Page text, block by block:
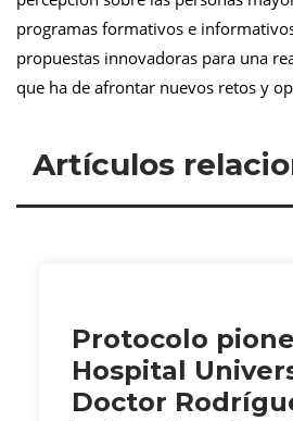
programas formativos e
propuestas innovadoras para una
que ha de afrontar nuevos retos y
Artículos
Protocolo
Hospital
Doctor